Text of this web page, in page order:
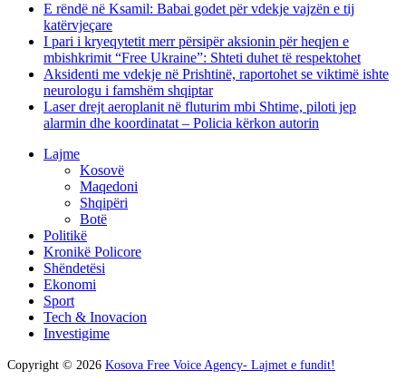
E rëndë në Ksamil: Babai godet për vdekje vajzën e tij
katërvjeçare
I pari i kryeqytetit merr përsipër aksionin për heqjen e
mbishkrimit “Free Ukraine”: Shteti duhet të respektohet
Aksidenti me vdekje në Prishtinë, raportohet se viktimë ishte
neurologu i famshëm shqiptar
Laser drejt aeroplanit në fluturim mbi Shtime, piloti jep
alarmin dhe koordinatat – Policia kërkon autorin
Lajme
Kosovë
Maqedoni
Shqipëri
Botë
Politikë
Kronikë Policore
Shëndetësi
Ekonomi
Sport
Tech & Inovacion
Investigime